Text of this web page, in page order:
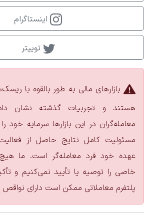
اینستاگرام
توییتر
بازارهای مالی به طور بالقوه با
هستند و تجربیات گذشته نشان
معامله‌گران در این بازارها سرمایه
مسئولیت کامل نتایج حاصل از
عهده خود فرد معامله‌گر است. ما هیچ
خاصی را توصیه یا تأیید نمی‌کنیم و
پلتفرم معاملاتی ممکن است دارای نواقص